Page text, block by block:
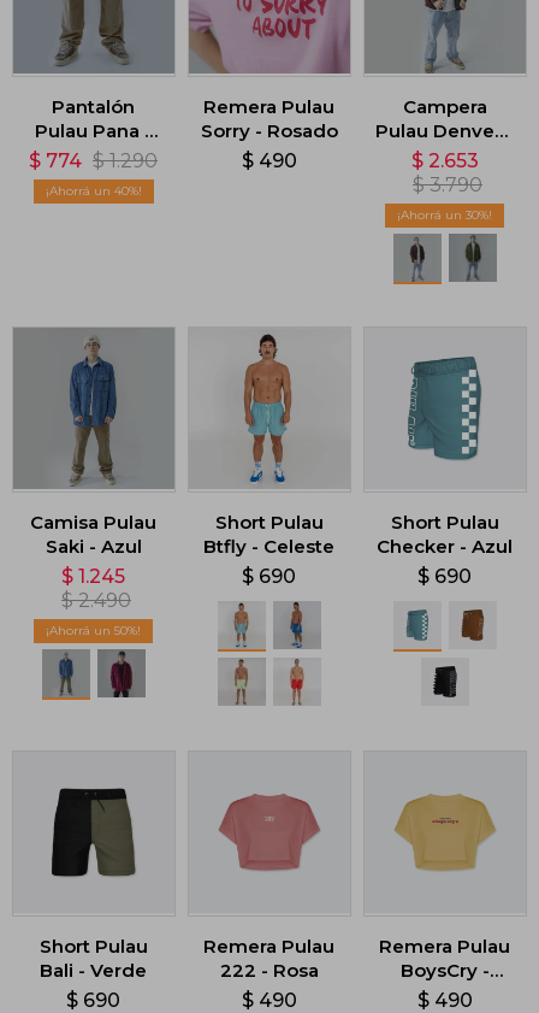
Pantalón
Pulau Pana -
Beige
$ 774 $ 1.290
40
Remera Pulau
Sorry - Rosado
$ 490
Campera
Pulau Denver -
Marrón
$ 2.653
$ 3.790
30
Camisa Pulau
Saki - Azul
$ 1.245
$ 2.490
50
Short Pulau
Btfly - Celeste
$ 690
Short Pulau
Checker - Azul
$ 690
Short Pulau
Bali - Verde
$ 690
Remera Pulau
222 - Rosa
$ 490
Remera Pulau
BoysCry -
Amarillo
$ 490